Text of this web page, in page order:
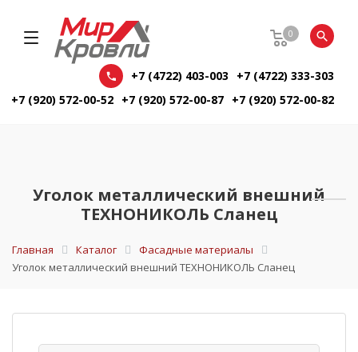
0
+7 (4722) 403-003
+7 (4722) 333-303
+7 (920) 572-00-52 +7 (920) 572-00-87 +7 (920) 572-00-82
Уголок металлический внешний
ТЕХНОНИКОЛЬ Сланец
Главная Каталог
Фасадные материалы
Уголок металлический внешний ТЕХНОНИКОЛЬ Сланец